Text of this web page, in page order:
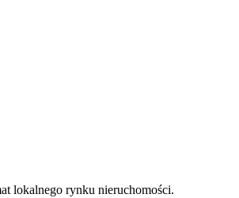
lokalnego rynku nieruchomości.